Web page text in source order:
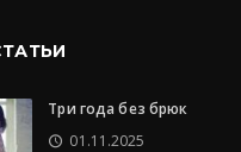
Три года без брюк
01.11.2025